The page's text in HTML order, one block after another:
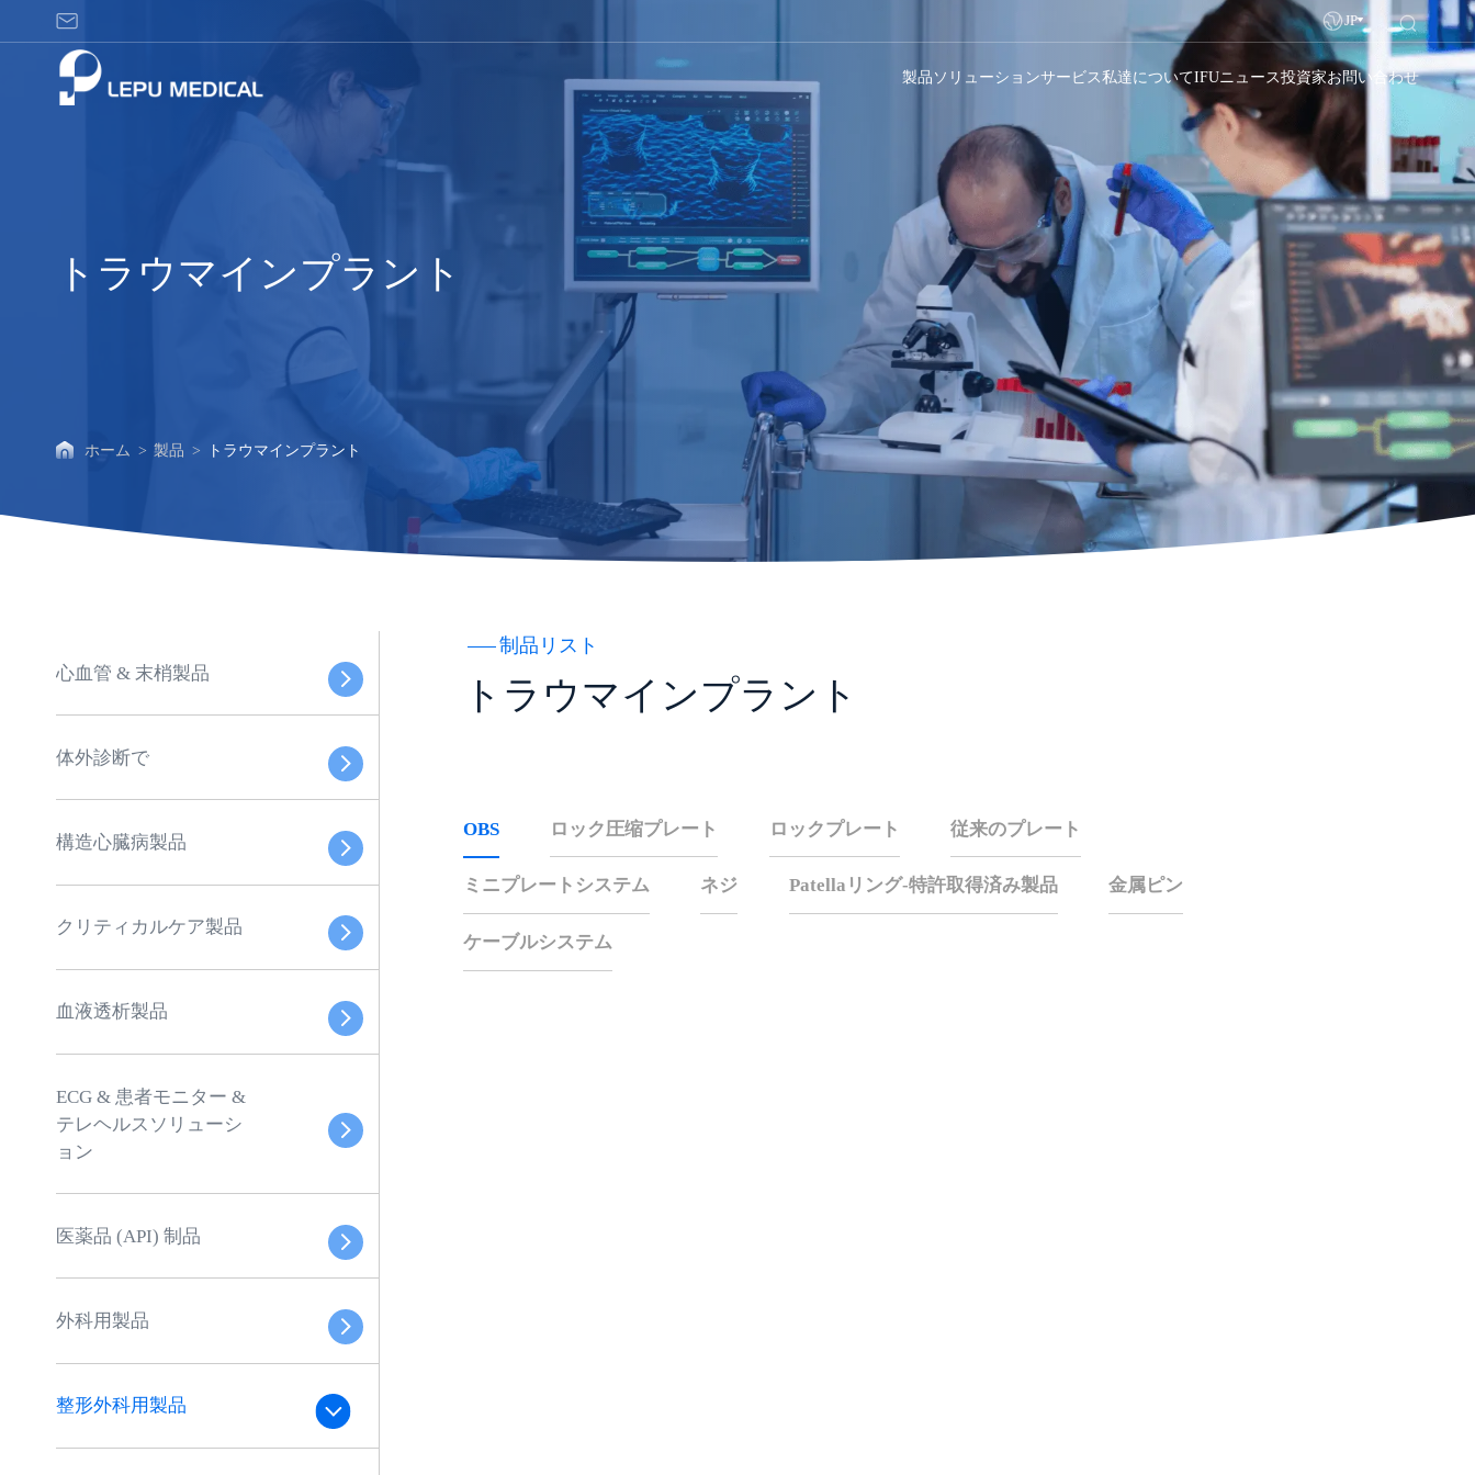
ラ
JP
製品 ソリューションサービス私達についてIFUニュース投資家お問い合わせ
トラウマインプラント
ホーム > 製品 > トラウマインプラント
心血管 & 末梢製品
体外診断で
構造心臓病製品
クリティカルケア製品
血液透析製品
ECG & 患者モニター &
テレヘルスソリューシ
ョン
医薬品 (API) 制品
外科用製品
整形外科用製品
制品リスト
トラウマインプラント
OBS ロック圧缩プレート ロックプレート 従来のプレート
ミニプレートシステム ネジ Patellaリング-特許取得済み製品 金属ピン
ケーブルシステム